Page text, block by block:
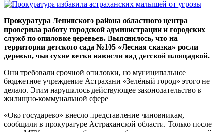
Прокуратура Ленинского района областного центра
проверила работу городской администрации и городских
служб по опиловке деревьев. Выяснилось, что на
территории детского сада №105 «Лесная сказка» росли
деревья, чьи сухие ветки нависли над детской площадкой.
Они требовали срочной опиловки, но муниципальное
бюджетное учреждение Астрахани «Зелёный город» этого не
делало. Этим нарушалось действующее законодательство в
жилищно-коммунальной сфере.
«Око государево» внесло представление чиновникам,
сообщили в прокуратуре Астраханской области. Только после